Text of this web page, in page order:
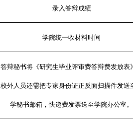
录入答辩成绩
学院统一收材料时间
答辩秘书将《研究生毕业评审费答辩费发放表
校外人员还需把专家身份证正反面扫描件发送
学秘书邮箱，快递费发票送至学院办公室。